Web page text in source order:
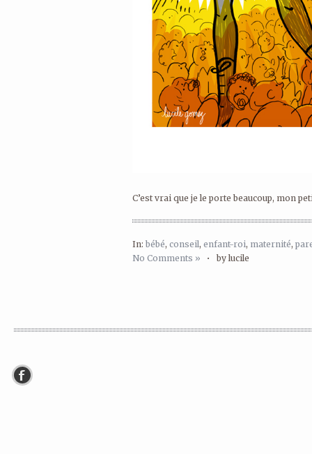
C’est vrai que je le porte beaucoup, mon
In: bébé, conseil, enfant-roi, maternité,
No Comments » •by lucile